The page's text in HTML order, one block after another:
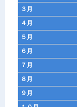
３月
４月
５月
６月
７月
８月
９月